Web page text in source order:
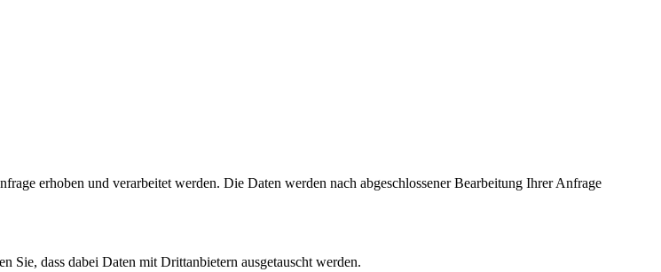
erhoben und verarbeitet werden. Die Daten werden nach abgeschlossener Bearbeitung Ihrer Anfrage
Sie, dass dabei Daten mit Drittanbietern ausgetauscht werden.